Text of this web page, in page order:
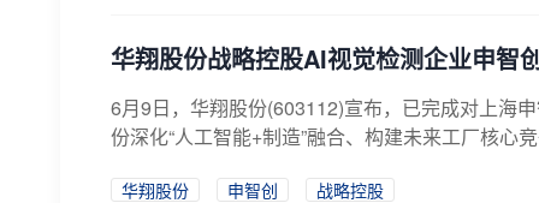
华翔股份战略控股AI视觉检测企业申智
6月9日，华翔股份(603112)宣布，已完成对上海
份深化“人工智能+制造”融合、构建未来工厂核心
华翔股份 申智创
战略控股